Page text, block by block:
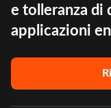
e tolleranza di
applicazioni